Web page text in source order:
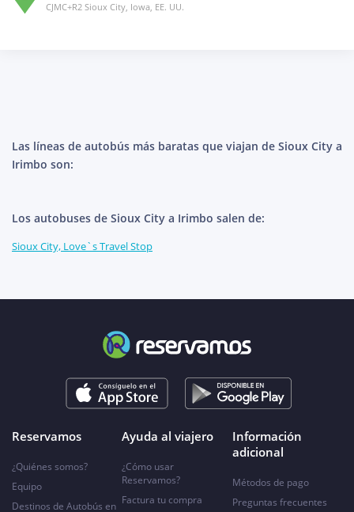
CJMC+R2 Sioux City, Iowa, EE. UU.
Las líneas de autobús más baratas que viajan de Sioux City a
Irimbo son:
Los autobuses de Sioux City a Irimbo salen de:
Sioux City, Love`s Travel Stop
Reservamos
¿Quiénes somos?
Equipo
Destinos de Autobús en
Ayuda al viajero
¿Cómo usar
Reservamos?
Factura tu compra
Información
adicional
Métodos de pago
Preguntas frecuentes